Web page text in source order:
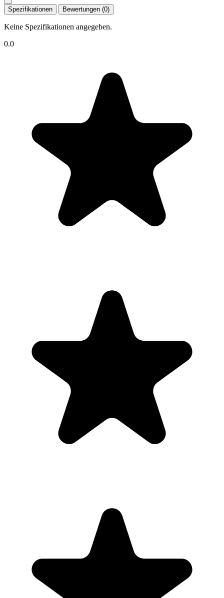
Spezifikationen Bewertungen (0)
Keine Spezifikationen angegeben.
0.0